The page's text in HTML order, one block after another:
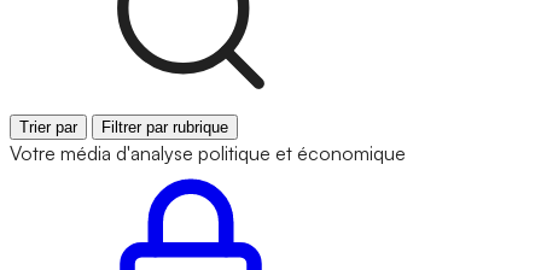
Trier par Filtrer par rubrique
Votre média d'analyse politique et économique